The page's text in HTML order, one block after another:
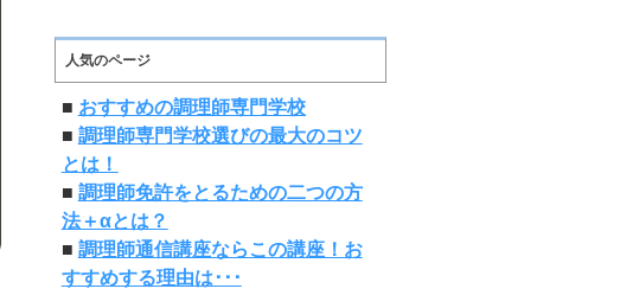
人気のページ
■ おすすめの調理師専門学校
■ 調理師専門学校選びの最大のコツ
とは！
■ 調理師免許をとるための二つの方
法＋αとは？
■ 調理師通信講座ならこの講座！お
すすめする理由は･･･